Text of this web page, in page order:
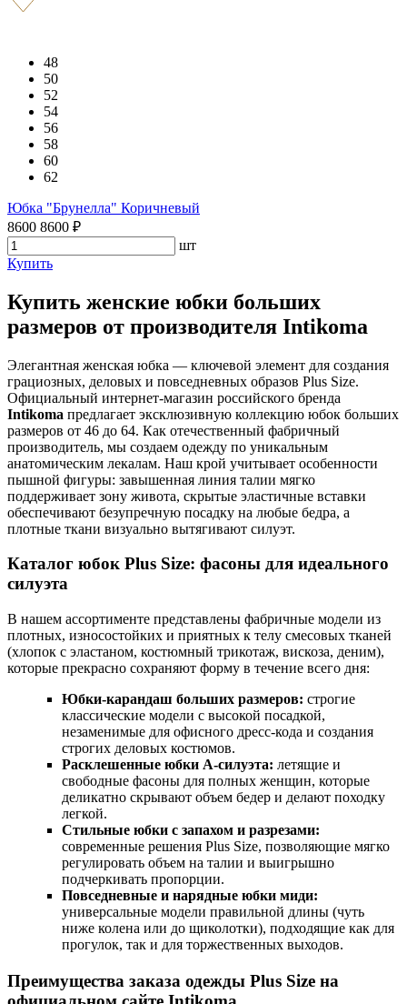
48
50
52
54
56
58
60
62
Юбка "Брунелла" Коричневый
8600 8600 ₽
шт
Купить
Купить женские юбки больших
размеров от производителя Intikoma
Элегантная женская юбка — ключевой элемент для создания
грациозных, деловых и повседневных образов Plus Size.
Официальный интернет-магазин российского бренда
Intikoma предлагает эксклюзивную коллекцию юбок больших
размеров от 46 до 64. Как отечественный фабричный
производитель, мы создаем одежду по уникальным
анатомическим лекалам. Наш крой учитывает особенности
пышной фигуры: завышенная линия талии мягко
поддерживает зону живота, скрытые эластичные вставки
обеспечивают безупречную посадку на любые бедра, а
плотные ткани визуально вытягивают силуэт.
Каталог юбок Plus Size: фасоны для идеального
силуэта
В нашем ассортименте представлены фабричные модели из
плотных, износостойких и приятных к телу смесовых тканей
(хлопок с эластаном, костюмный трикотаж, вискоза, деним),
которые прекрасно сохраняют форму в течение всего дня:
Юбки-карандаш больших размеров: строгие
классические модели с высокой посадкой,
незаменимые для офисного дресс-кода и создания
строгих деловых костюмов.
Расклешенные юбки А-силуэта: летящие и
свободные фасоны для полных женщин, которые
деликатно скрывают объем бедер и делают походку
легкой.
Стильные юбки с запахом и разрезами:
современные решения Plus Size, позволяющие мягко
регулировать объем на талии и выигрышно
подчеркивать пропорции.
Повседневные и нарядные юбки миди:
универсальные модели правильной длины (чуть
ниже колена или до щиколотки), подходящие как для
прогулок, так и для торжественных выходов.
Преимущества заказа одежды Plus Size на